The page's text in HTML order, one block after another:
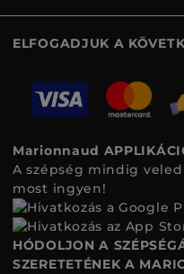
ELFOGADJUK A
Marionnaud
A szépség mindig
most ingyen!
HÓDOLJON A
SZERETETÉNEK A